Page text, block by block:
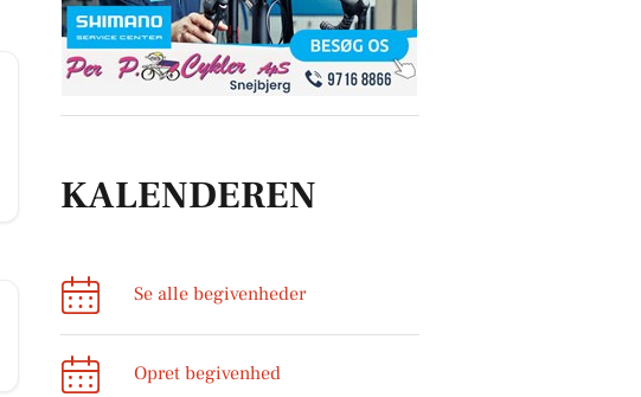
KALENDEREN
Se alle begivenheder
Opret begivenhed